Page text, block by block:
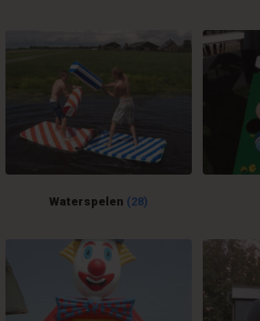
Waterspelen (28)